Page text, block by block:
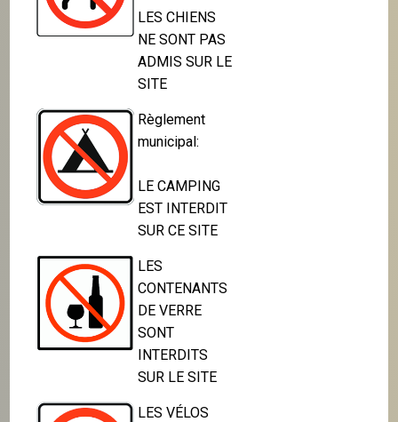
LES CHIENS
NE SONT PAS
ADMIS SUR LE
SITE
Règlement
municipal:
LE CAMPING
EST INTERDIT
SUR CE SITE
LES
CONTENANTS
DE VERRE
SONT
INTERDITS
SUR LE SITE
LES VÉLOS